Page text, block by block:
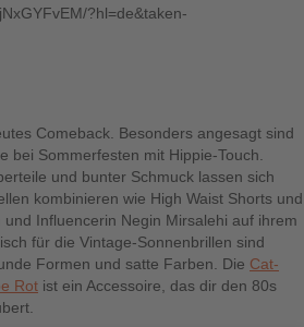
?hl=de&taken-
Comeback. Besonders angesagt sind
bei Sommerfesten mit Hippie-Touch.
und bunter Schmuck lassen sich
kombinieren wie High Waist Shorts und
und Influencerin Negin Mirsalehi auf ihrem
für die Vintage-Sonnenbrillen sind
Formen und satte Farben. Die Cat-
Rot ist ein Accessoire, das dir den 80s